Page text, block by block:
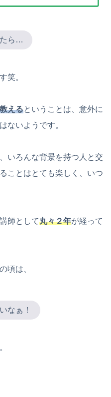
ら…
笑。
えるということは、意外に
ないようです。
いろんな背景を持つ人と交
ことはとても楽しく、いつ
師として丸々２年が経って
頃は、
なぁ！